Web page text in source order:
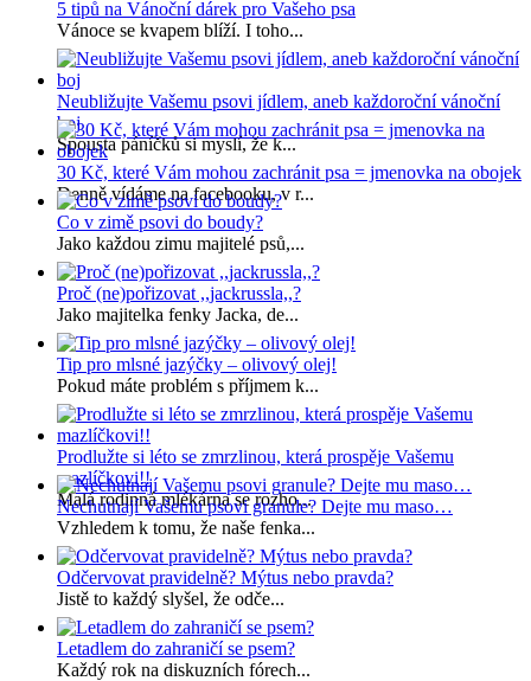
5 tipů na Vánoční dárek pro Vašeho psa
Vánoce se kvapem blíží. I toho...
Neubližujte Vašemu psovi jídlem, aneb každoroční vánoční
boj
Spousta páníčků si myslí, že k...
30 Kč, které Vám mohou zachránit psa = jmenovka na obojek
Denně vídáme na facebooku, v r...
Co v zimě psovi do boudy?
Jako každou zimu majitelé psů,...
Proč (ne)pořizovat ,,jackrussla,,?
Jako majitelka fenky Jacka, de...
Tip pro mlsné jazýčky – olivový olej!
Pokud máte problém s příjmem k...
Prodlužte si léto se zmrzlinou, která prospěje Vašemu
mazlíčkovi!!
Malá rodinná mlékárna se rozho...
Nechutnají Vašemu psovi granule? Dejte mu maso…
Vzhledem k tomu, že naše fenka...
Odčervovat pravidelně? Mýtus nebo pravda?
Jistě to každý slyšel, že odče...
Letadlem do zahraničí se psem?
Každý rok na diskuzních fórech...